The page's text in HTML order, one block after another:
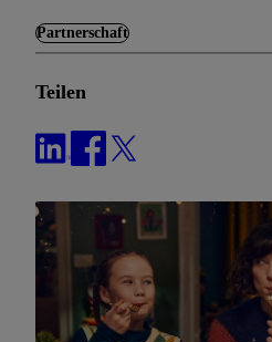
Partnerschaft
Teilen